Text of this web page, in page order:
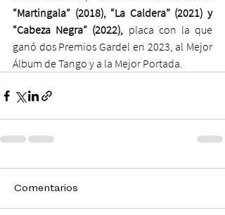
“Martingala” (2018), “La Caldera” (2021) y
“Cabeza Negra” (2022), placa con la que
ganó dos Premios Gardel en 2023, al Mejor
Álbum de Tango y a la Mejor Portada.
Comentarios